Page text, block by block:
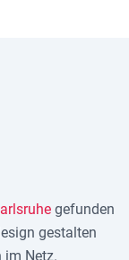
gefunden
gestalten
im Netz.